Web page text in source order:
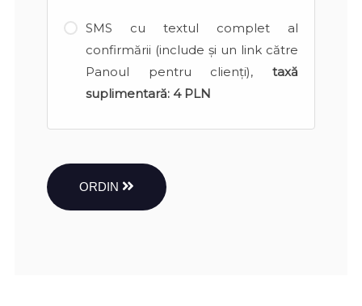
SMS cu textul complet al
confirmării (include și un link către
Panoul pentru clienți), taxă
suplimentară: 4 PLN
ORDIN